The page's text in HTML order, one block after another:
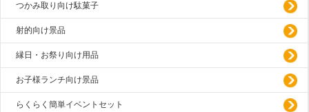
つかみ取り向け駄菓子
射的向け景品
縁日・お祭り向け用品
お子様ランチ向け景品
らくらく簡単イベントセット